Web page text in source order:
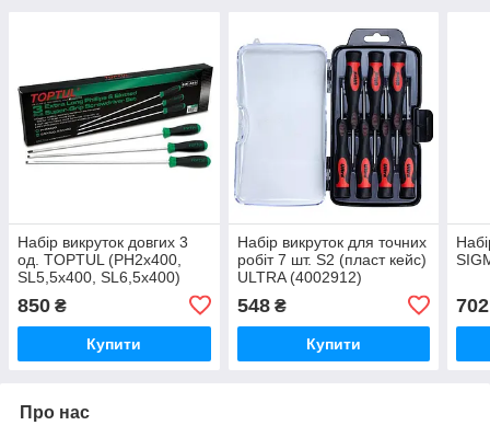
Набір викруток довгих 3
од. TOPTUL (PH2x400,
SL5,5x400, SL6,5x400)
850 ₴
Купити
Набір викруток для точних
робіт 7 шт. S2 (пласт кейс)
ULTRA (4002912)
548₴
Купити
702
Про нас